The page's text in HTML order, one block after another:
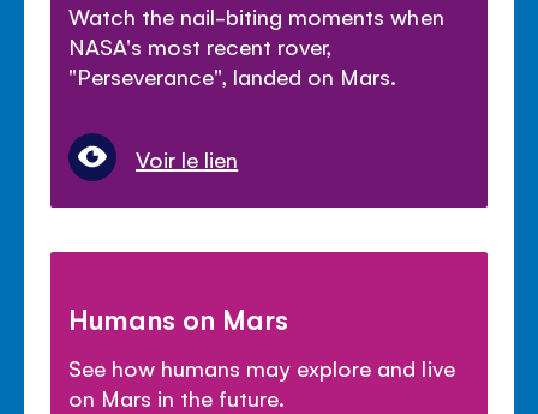
Watch the nail-biting moments when
NASA's most recent rover,
"Perseverance", landed on Mars.
Voir le lien
Humans on Mars
See how humans may explore and live
on Mars in the future.